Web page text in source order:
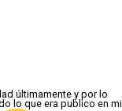
últimamente y por lo
lo que era publico en mi